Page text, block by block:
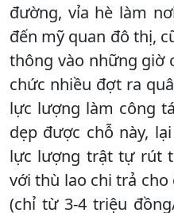
đường, vỉa hè làm
đến mỹ quan đô thị,
thông vào những giờ
chức nhiều đợt ra
lực lượng làm công
dẹp được chỗ này,
lực lượng trật tự rút
với thù lao chi trả
(chỉ từ 3-4 triệu